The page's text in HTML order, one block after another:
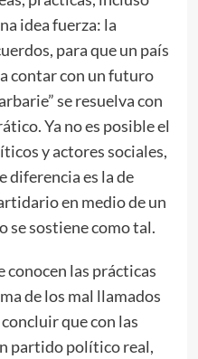
idea fuerza: la
para que un país
contar con un futuro
se resuelva con
Ya no es posible el
y actores sociales,
diferencia es la de
en medio de un
se sostiene como tal.
conocen las prácticas
de los mal llamados
que con las
partido político real,